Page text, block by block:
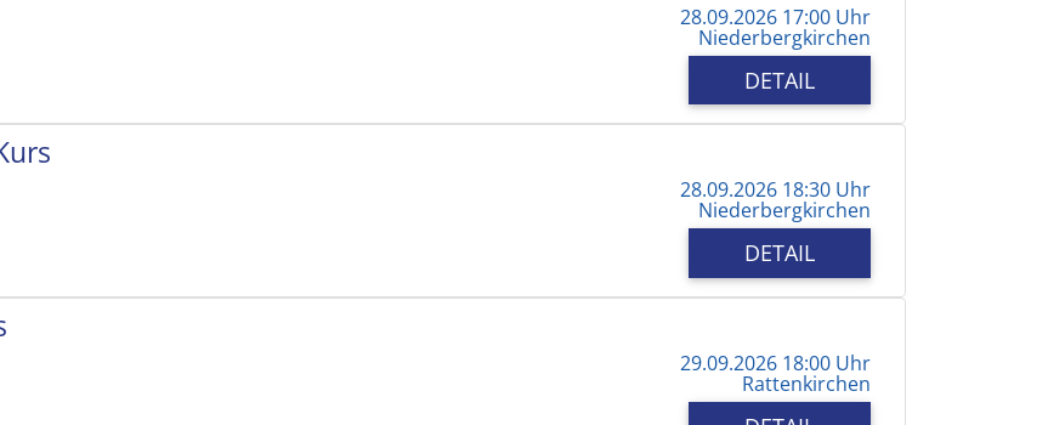
28.09.2026 17:00 Uhr
Niederbergkirchen
DETAIL
28.09.2026 18:30 Uhr
Niederbergkirchen
DETAIL
29.09.2026 18:00 Uhr
Rattenkirchen